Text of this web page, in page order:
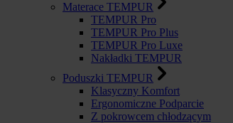
Materace TEMPUR
TEMPUR Pro
TEMPUR Pro Plus
TEMPUR Pro Luxe
Nakładki TEMPUR
Poduszki TEMPUR
Klasyczny Komfort
Ergonomiczne Podparcie
Z pokrowcem chłodzącym